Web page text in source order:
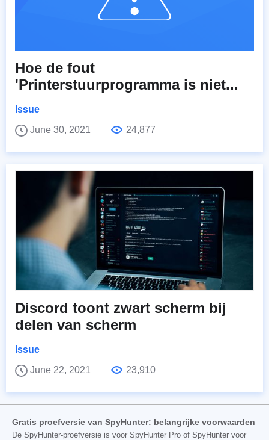
Hoe de fout
'Printerstuurprogramma is niet...
Issue
June 30, 2021
24,877
Discord toont zwart scherm bij
delen van scherm
Issue
June 22, 2021
23,910
Gratis proefversie van SpyHunter: belangrijke voorwaarden
De SpyHunter-proefversie is voor SpyHunter Pro of SpyHunter voor